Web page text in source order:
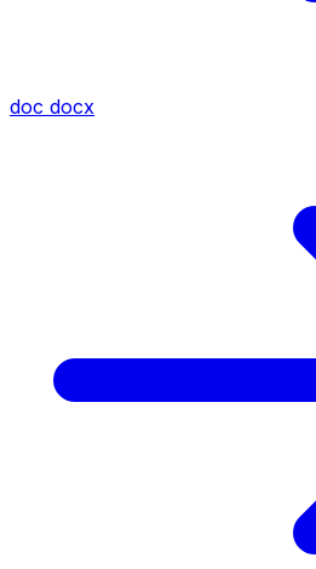
doc docx